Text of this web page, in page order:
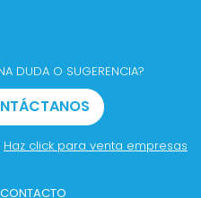
DUDA O SUGERENCIA?
Haz click para venta empresas
CONTACTO